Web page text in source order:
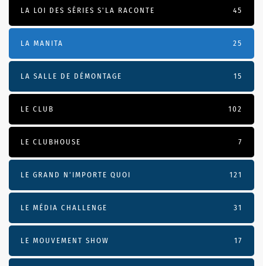
LA LOI DES SÉRIES S'LA RACONTE 45
LA MANITA 25
LA SALLE DE DÉMONTAGE 15
LE CLUB 102
LE CLUBHOUSE 7
LE GRAND N’IMPORTE QUOI 121
LE MÉDIA CHALLENGE 31
LE MOUVEMENT SHOW 17